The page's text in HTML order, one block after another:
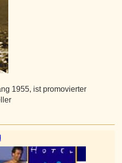
1955, ist promovierter